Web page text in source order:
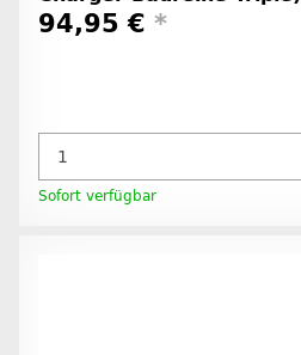
94,95 € *
Sofort verfügbar